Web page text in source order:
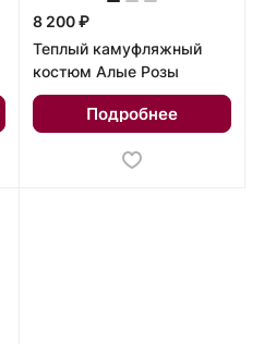
8 200 ₽
Теплый камуфляжный
костюм Алые Розы
Подробнее